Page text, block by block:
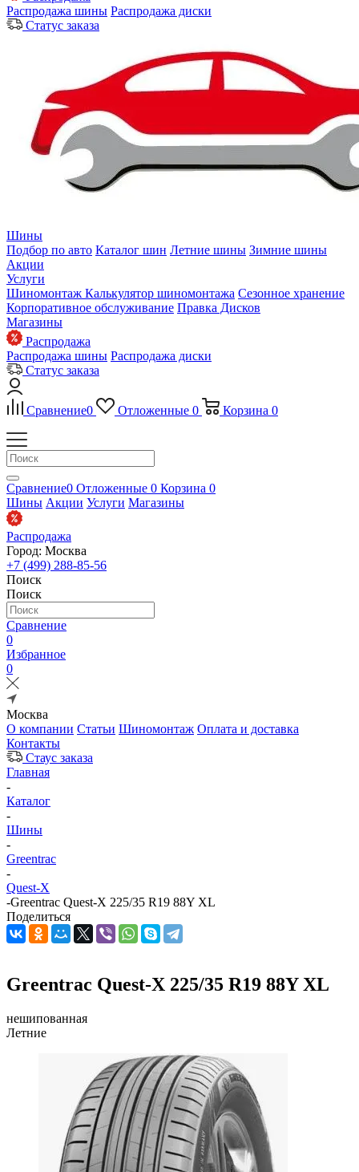
Распродажа шины Распродажа диски
Статус заказа
Шины
Подбор по авто Каталог шин Летние шины Зимние шины
Акции
Услуги
Шиномонтаж Калькулятор шиномонтажа Сезонное хранение
Корпоративное обслуживание Правка Дисков
Магазины
Распродажа
Распродажа шины Распродажа диски
Статус заказа
Сравнение0 Отложенные 0 Корзина 0
Сравнение0 Отложенные 0 Корзина 0
Шины Акции Услуги Магазины
Распродажа
Город: Москва
+7 (499) 288-85-56
Поиск
Поиск
Сравнение
0
Избранное
0
Москва
О компании Статьи Шиномонтаж Оплата и доставка
Контакты
Стаус заказа
Главная
-
Каталог
-
Шины
-
Greentrac
-
Quest-X
-Greentrac Quest-X 225/35 R19 88Y XL
Поделиться
Greentrac Quest-X 225/35 R19 88Y XL
нешипованная
Летние